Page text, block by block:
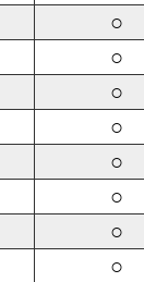
○
○
○
○
○
○
○
○